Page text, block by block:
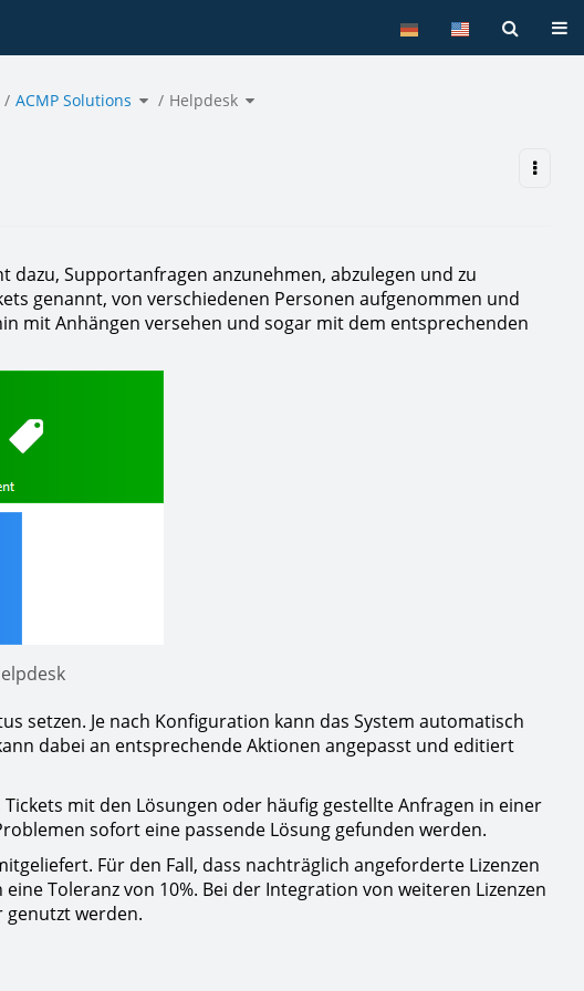
ACMP Solutions Toggle
the
hierarchy
tree
Helpdesk Toggle
the
hierarchy
tree
dazu, Supportanfragen anzunehmen, abzulegen und zu
genannt, von verschiedenen Personen aufgenommen und
mit Anhängen versehen und sogar mit dem entsprechenden
setzen. Je nach Konfiguration kann das System automatisch
dabei an entsprechende Aktionen angepasst und editiert
mit den Lösungen oder häufig gestellte Anfragen in einer
sofort eine passende Lösung gefunden werden.
Für den Fall, dass nachträglich angeforderte Lizenzen
Toleranz von 10%. Bei der Integration von weiteren Lizenzen
genutzt werden.